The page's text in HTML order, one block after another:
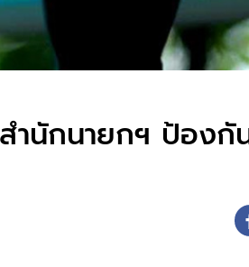
สำนักนายกฯ ป้อง